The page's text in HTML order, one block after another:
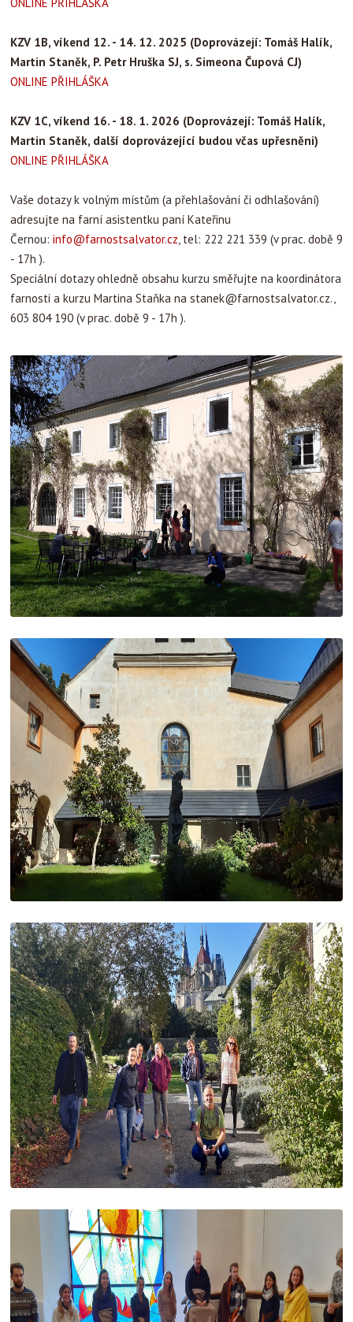
KZV 1B, víkend 12. - 14. 12. 2025 (Doprovázejí: Tomáš Halík,
Martin Staněk, P. Petr Hruška SJ, s. Simeona Čupová CJ)
ONLINE PŘIHLÁŠKA
KZV 1C, víkend 16. - 18. 1. 2026 (Doprovázejí: Tomáš Halík,
Martin Staněk, další doprovázející budou včas upřesněni)
ONLINE PŘIHLÁŠKA
Vaše dotazy k volným místům (a přehlašování či odhlašování)
adresujte na farní asistentku paní Kateřinu
Černou: info@farnostsalvator.cz, tel: 222 221 339 (v prac. době 9
- 17h ).
Speciální dotazy ohledně obsahu kurzu směřujte na koordinátora
farnosti a kurzu Martina Staňka na stanek@farnostsalvator.cz.,
603 804 190 (v prac. době 9 - 17h ).